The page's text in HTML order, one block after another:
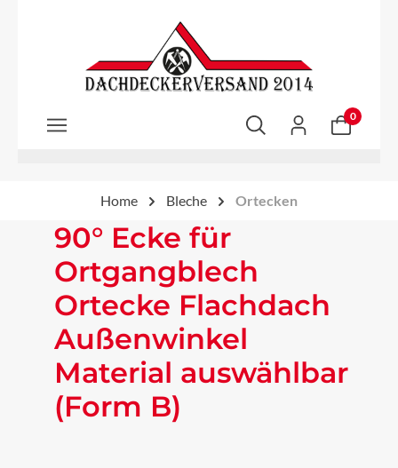
Zum Hauptinhalt springen
0
Home Bleche Ortecken
90° Ecke für
Ortgangblech
Ortecke Flachdach
Außenwinkel
Material auswählbar
(Form B)